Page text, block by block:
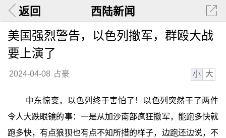
返回 西陆新闻
美国强烈警告，以色列撤军，群殴大战
要上演了
2024-04-08 占豪 小 大
中东惊变，以色列终于害怕了！以色列突然干了两件
令人大跌眼镜的事：一是从加沙南部疯狂撤军，能跑多快就
跑多快，有点狼狈也有点不知所措的样子，边跑还边说，不